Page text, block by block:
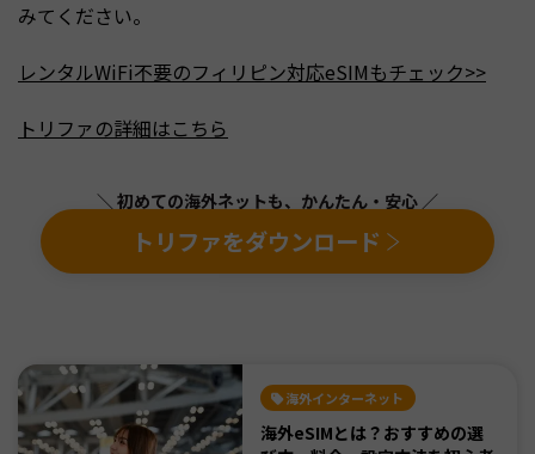
みてください。
レンタルWiFi不要のフィリピン対応eSIMもチェック>>
トリファの詳細はこちら
＼ 初めての海外ネットも、かんたん・安心 ／
トリファをダウンロード
海外インターネット
海外eSIMとは？おすすめの選